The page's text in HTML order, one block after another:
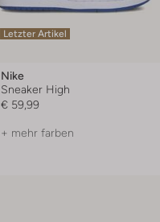
Letzter Artikel
Nike
Sneaker High
€ 59,99
+ mehr farben